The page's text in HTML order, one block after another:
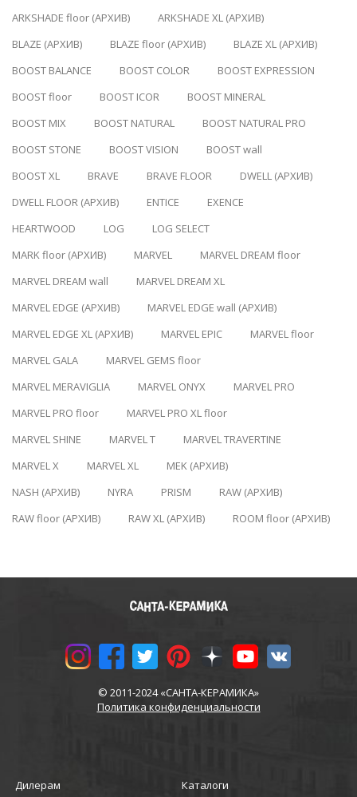
ARKSHADE floor (АРХИВ)
ARKSHADE XL (АРХИВ)
BLAZE (АРХИВ)
BLAZE floor (АРХИВ)
BLAZE XL (АРХИВ)
BOOST BALANCE
BOOST COLOR
BOOST EXPRESSION
BOOST floor
BOOST ICOR
BOOST MINERAL
BOOST MIX
BOOST NATURAL
BOOST NATURAL PRO
BOOST STONE
BOOST VISION
BOOST wall
BOOST XL
BRAVE BRAVE FLOOR
DWELL (АРХИВ)
DWELL FLOOR (АРХИВ)
ENTICE
EXENCE
HEARTWOOD
LOG
LOG SELECT
MARK floor (АРХИВ)
MARVEL
MARVEL DREAM floor
MARVEL DREAM wall
MARVEL DREAM XL
MARVEL EDGE (АРХИВ)
MARVEL EDGE wall (АРХИВ)
MARVEL EDGE XL (АРХИВ)
MARVEL EPIC
MARVEL floor
MARVEL GALA
MARVEL GEMS floor
MARVEL MERAVIGLIA
MARVEL ONYX
MARVEL PRO
MARVEL PRO floor
MARVEL PRO XL floor
MARVEL SHINE
MARVEL T
MARVEL TRAVERTINE
MARVEL X
MARVEL XL
MEK (АРХИВ)
NASH (АРХИВ)
NYRA PRISM
RAW (АРХИВ)
RAW floor (АРХИВ)
RAW XL (АРХИВ) ROOM floor (АРХИВ)
© 2011-2024 «САНТА-КЕРАМИКА»
Политика конфиденциальности
Дилерам Каталоги